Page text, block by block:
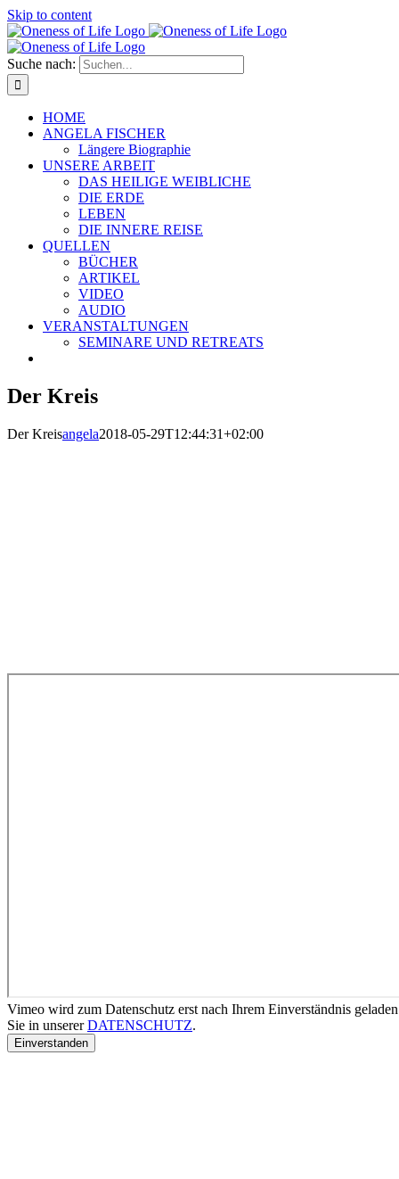
Skip to content
Suche nach:
HOME
ANGELA FISCHER
Längere Biographie
UNSERE ARBEIT
DAS HEILIGE WEIBLICHE
DIE ERDE
LEBEN
DIE INNERE REISE
QUELLEN
BÜCHER
ARTIKEL
VIDEO
AUDIO
VERANSTALTUNGEN
SEMINARE UND RETREATS
Der Kreis
Der Kreisangela2018-05-29T12:44:31+02:00
Vimeo wird zum Datenschutz erst nach Ihrem Einverständnis
Sie in unsererDATENSCHUTZ.
Einverstanden